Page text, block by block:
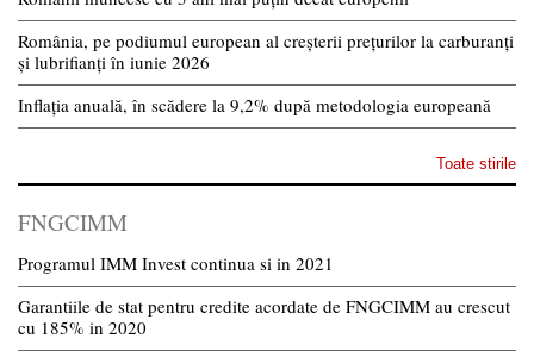
România, pe podiumul european al creșterii prețurilor la carburanți
și lubrifianți în iunie 2026
Inflația anuală, în scădere la 9,2% după metodologia europeană
Toate stirile
FNGCIMM
Programul IMM Invest continua si in 2021
Garantiile de stat pentru credite acordate de FNGCIMM au crescut
cu 185% in 2020